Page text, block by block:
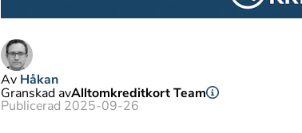
Av Håkan
Granskad avAlltomkreditkort Team
Publicerad 2025-09-26